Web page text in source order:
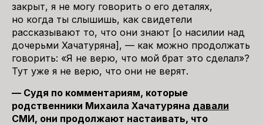
закрыт, я не могу говорить о его деталях,
но когда ты слышишь, как свидетели
рассказывают то, что они знают [о насилии над
дочерьми Хачатуряна], — как можно продолжать
говорить: «Я не верю, что мой брат это сделал»?
Тут уже я не верю, что они не верят.
— Судя по комментариям, которые
родственники Михаила Хачатуряна давали
СМИ, они продолжают настаивать, что